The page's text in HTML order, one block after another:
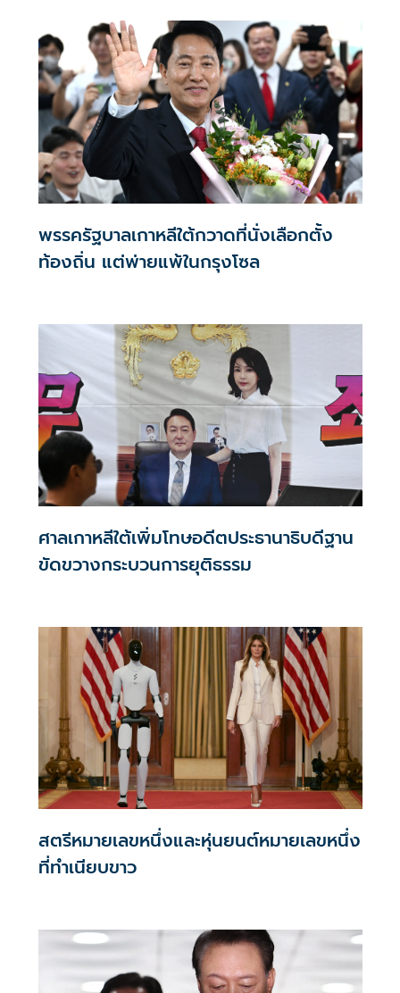
พรรครัฐบาลเกาหลีใต้กวาดที่นั่งเลือกตั้ง
ท้องถิ่น แต่พ่ายแพ้ในกรุงโซล
ศาลเกาหลีใต้เพิ่มโทษอดีตประธานาธิบดีฐาน
ขัดขวางกระบวนการยุติธรรม
สตรีหมายเลขหนึ่งและหุ่นยนต์หมายเลขหนึ่ง
ที่ทำเนียบขาว